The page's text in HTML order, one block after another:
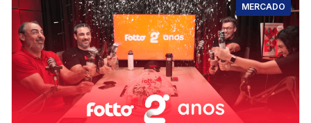
MERCADO